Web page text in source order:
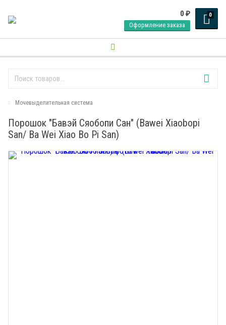
0
0 ₽
Оформление заказа
Мочевыделительная система
Порошок "Бавэй Сяобопи Сан" (Bawei Xiaobopi
San/ Ba Wei Xiao Bo Pi San)